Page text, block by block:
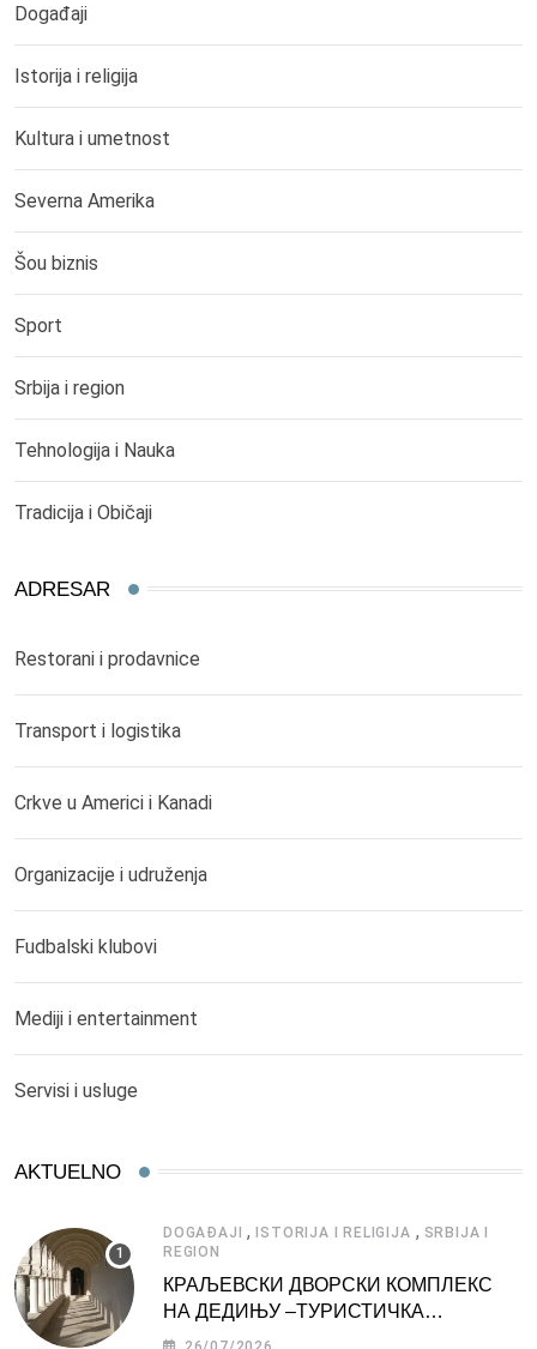
Događaji
Istorija i religija
Kultura i umetnost
Severna Amerika
Šou biznis
Sport
Srbija i region
Tehnologija i Nauka
Tradicija i Običaji
ADRESAR
Restorani i prodavnice
Transport i logistika
Crkve u Americi i Kanadi
Organizacije i udruženja
Fudbalski klubovi
Mediji i entertainment
Servisi i usluge
AKTUELNO
DOGAĐAJI ,ISTORIJA I RELIGIJA , SRBIJA I
REGION
КРАЉЕВСКИ ДВОРСКИ КОМПЛЕКС
НА ДЕДИЊУ –ТУРИСТИЧКА
АТРАКЦИЈА